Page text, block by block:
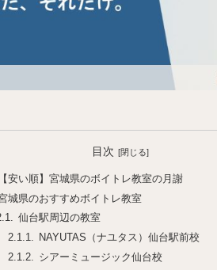
目次
【安い順】宮城県のボイトレ教室の月謝
城県のおすすめボイトレ教室
仙台駅周辺の教室
NAYUTAS（ナユタス）仙台駅前校
シアーミュージック仙台校